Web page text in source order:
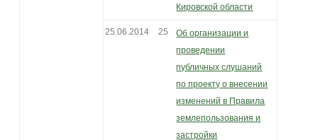
Кировской области
25.06.2014 25
Об организации и
проведении
публичных слушаний
по проекту о внесении
изменений в Правила
землепользования и
застройки